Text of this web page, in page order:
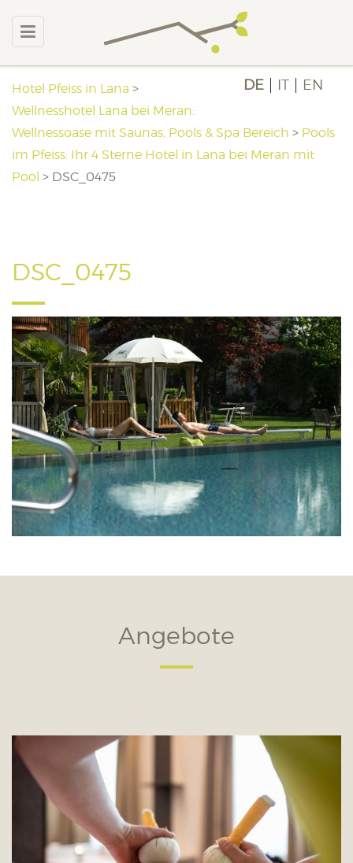
DE IT EN
Hotel Pfeiss in Lana >
Wellnesshotel Lana bei Meran:
Wellnessoase mit Saunas, Pools & Spa Bereich > Pools
im Pfeiss: Ihr 4 Sterne Hotel in Lana bei Meran mit
Pool > DSC_0475
DSC_0475
Angebote